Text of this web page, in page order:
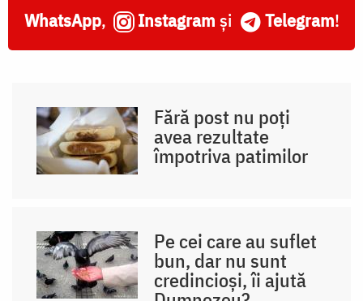
WhatsApp, Instagram și Telegram!
Fără post nu poți
avea rezultate
împotriva patimilor
Pe cei care au suflet
bun, dar nu sunt
credincioși, îi ajută